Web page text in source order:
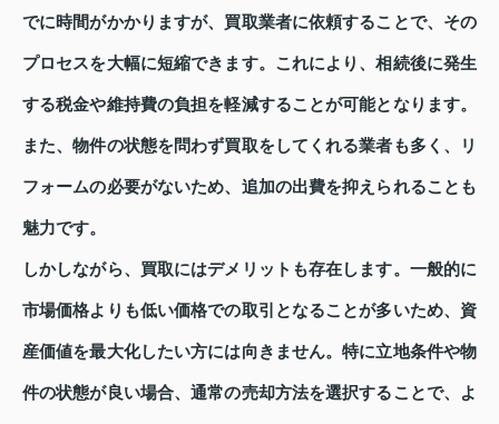
でに時間がかかりますが、買取業者に依頼することで、その
プロセスを大幅に短縮できます。これにより、相続後に発生
する税金や維持費の負担を軽減することが可能となります。
また、物件の状態を問わず買取をしてくれる業者も多く、リ
フォームの必要がないため、追加の出費を抑えられることも
魅力です。
しかしながら、買取にはデメリットも存在します。一般的に
市場価格よりも低い価格での取引となることが多いため、資
産価値を最大化したい方には向きません。特に立地条件や物
件の状態が良い場合、通常の売却方法を選択することで、よ